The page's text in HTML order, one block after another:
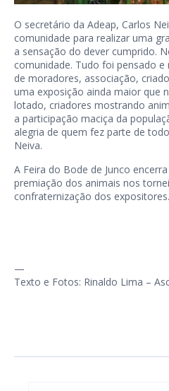
O secretário da Adeap, Carlos
comunidade para realizar uma
a sensação do dever cumprido.
comunidade. Tudo foi pensado
de moradores, associação,
uma exposição ainda maior que
lotado, criadores mostrando
a participação maciça da
alegria de quem fez parte de
Neiva.
A Feira do Bode de Junco
premiação dos animais nos
confraternização dos expositores.
—
Texto e Fotos: Rinaldo Lima –